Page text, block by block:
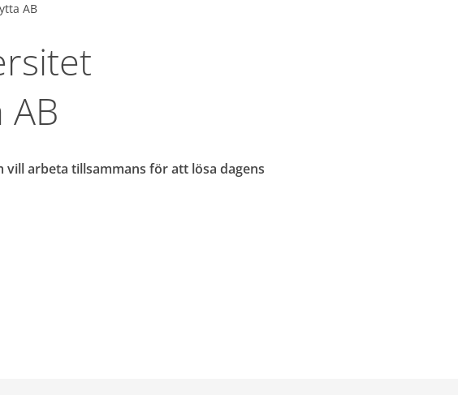
AB
arbeta tillsammans för att lösa dagens
öppnas i nytt fönster.